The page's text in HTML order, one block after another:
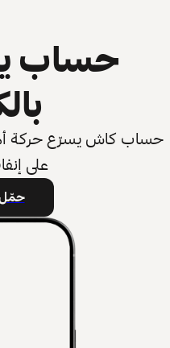
حساب
حساب كاش يسرّع حركة
على
حمّل